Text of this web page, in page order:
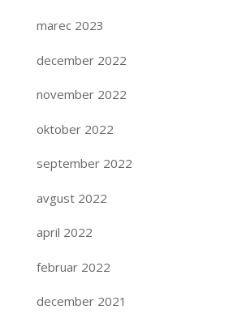
marec 2023
december 2022
november 2022
oktober 2022
september 2022
avgust 2022
april 2022
februar 2022
december 2021